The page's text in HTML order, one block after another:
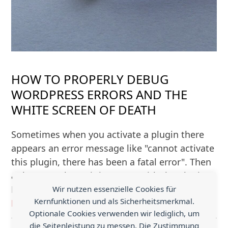
Wir nutzen essenzielle Cookies für
Kernfunktionen und als Sicherheitsmerkmal.
Optionale Cookies verwenden wir lediglich, um
die Seitenleistung zu messen. Die Zustimmung
HOW TO PROPERLY DEBUG
WORDPRESS ERRORS AND THE
WHITE SCREEN OF DEATH
Sometimes when you activate a plugin there
appears an error message like "cannot activate
this plugin, there has been a fatal error". Then
at least you know it is a error with the plugin.
But if you do have error…
Mehr Lesen